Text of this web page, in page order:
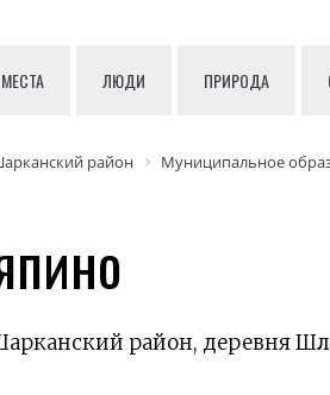
МЕСТА ЛЮДИ ПРИРОДА
район Муниципальное
район, деревня